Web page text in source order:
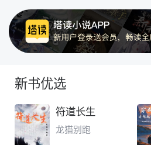
新书优选
符道长生
龙猫别跑